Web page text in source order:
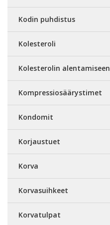
Kodin puhdistus
Kolesteroli
Kolesterolin alentamiseen
Kompressiosäärystimet
Kondomit
Korjaustuet
Korva
Korvasuihkeet
Korvatulpat